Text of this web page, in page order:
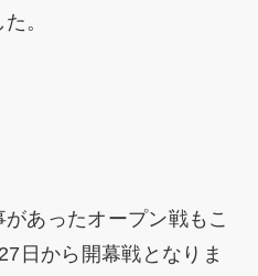
。
あったオープン戦もこ
日から開幕戦となりま